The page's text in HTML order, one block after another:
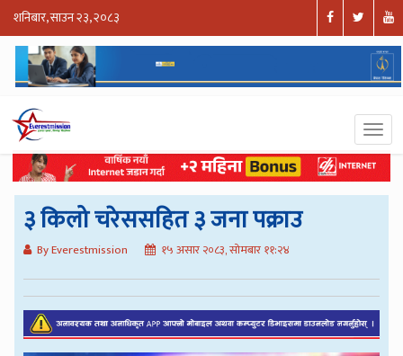
शनिबार, साउन २३, २०८३
३ किलो चरेससहित ३ जना पक्राउ
By Everestmission १५ असार २०८३, सोमबार ११:२४